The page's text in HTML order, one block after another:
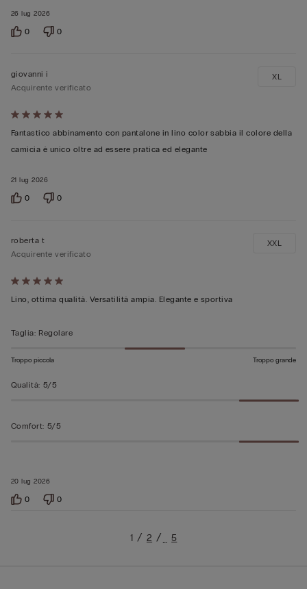
26 lug 2026
0 0
Valutato
5
su
21 lug 2026
giovanni i
Acquirente verificato
Fantastico abbinamento con pantalone in lino color sabbia il colore della
camicia è unico oltre ad essere pratica ed elegante
XL
0 0
Valutato
5
5
20 lug 2026
roberta t
Acquirente verificato
Lino, ottima qualità. Versatilità ampia. Elegante e sportiva
XXL
Taglia: Regolare
Troppo piccola Troppo grande
Qualità: 5/5
Comfort: 5/5
0 0
1 2 … 5